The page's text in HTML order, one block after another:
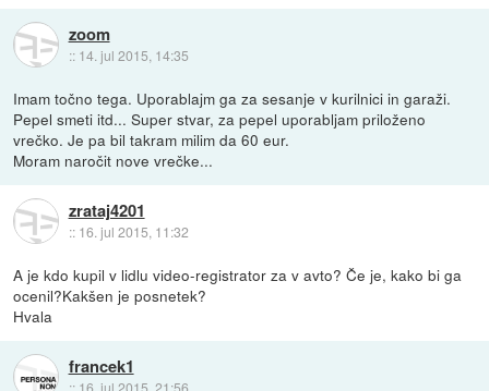
zoom
:: 14. jul 2015, 14:35
Imam točno tega. Uporablajm ga za sesanje v kurilnici in garaži.
Pepel smeti itd... Super stvar, za pepel uporabljam priloženo
vrečko. Je pa bil takram milim da 60 eur.
Moram naročit nove vrečke...
zrataj4201
:: 16. jul 2015, 11:32
A je kdo kupil v lidlu video-registrator za v avto? Če je, kako bi ga
ocenil?Kakšen je posnetek?
Hvala
francek1
:: 16. jul 2015, 21:56